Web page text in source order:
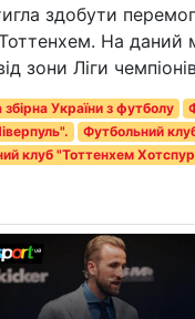
здобути
На
зони Ліги
збірна України з футболу
Футбольний
клуб "Тоттенхем Хотспур